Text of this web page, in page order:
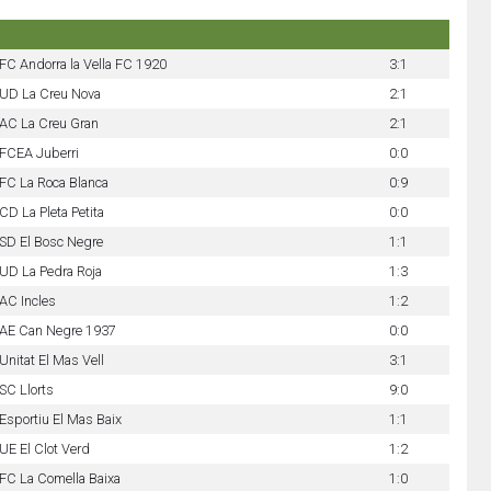
FC Andorra la Vella FC 1920
3:1
UD La Creu Nova
2:1
AC La Creu Gran
2:1
FCEA Juberri
0:0
FC La Roca Blanca
0:9
CD La Pleta Petita
0:0
SD El Bosc Negre
1:1
UD La Pedra Roja
1:3
AC Incles
1:2
AE Can Negre 1937
0:0
Unitat El Mas Vell
3:1
SC Llorts
9:0
Esportiu El Mas Baix
1:1
UE El Clot Verd
1:2
FC La Comella Baixa
1:0